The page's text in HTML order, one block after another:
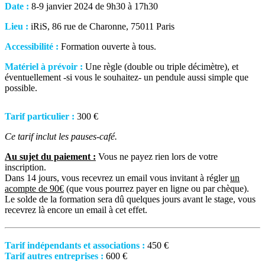
Date : 8-9 janvier 2024 de 9h30 à 17h30
Lieu : iRiS, 86 rue de Charonne, 75011 Paris
Accessibilité : Formation ouverte à tous.
Matériel à prévoir : Une règle (double ou triple décimètre), et
éventuellement -si vous le souhaitez- un pendule aussi simple que
possible.
Tarif particulier : 300 €
Ce tarif inclut les pauses-café.
Au sujet du paiement : Vous ne payez rien lors de votre
inscription.
Dans 14 jours, vous recevrez un email vous invitant à régler un
acompte de 90€ (que vous pourrez payer en ligne ou par chèque).
Le solde de la formation sera dû quelques jours avant le stage, vous
recevrez là encore un email à cet effet.
Tarif indépendants et associations : 450 €
Tarif autres entreprises : 600 €